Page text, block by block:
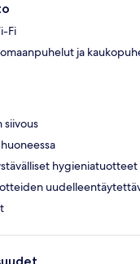
Fi
ja
siivous
hygieniatuotteet